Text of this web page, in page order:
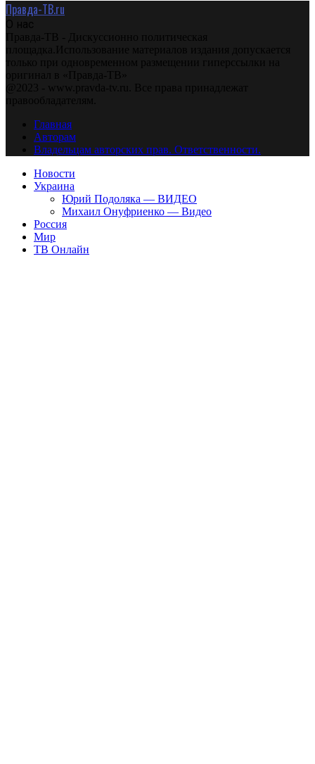
Правда-ТВ.ru
О нас
Правда-ТВ - Дискуссионно политическая
площадка.Использование материалов издания допускается
только при одновременном размещении гиперссылки на
оригинал в «Правда-ТВ»
@2023 - www.pravda-tv.ru. Все права принадлежат
правообладателям.
Главная
Авторам
Владельцам авторских прав. Ответственности.
Новости
Украина
Юрий Подоляка — ВИДЕО
Михаил Онуфриенко — Видео
Россия
Мир
ТВ Онлайн